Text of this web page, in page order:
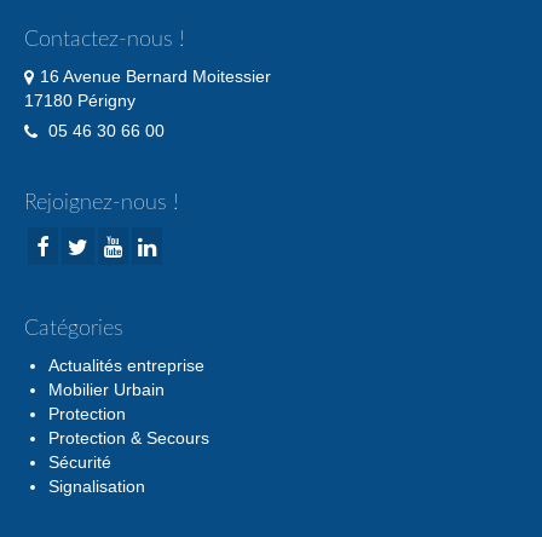
Contactez-nous !
16 Avenue Bernard Moitessier
17180 Périgny
05 46 30 66 00
Rejoignez-nous !
Catégories
Actualités entreprise
Mobilier Urbain
Protection
Protection & Secours
Sécurité
Signalisation